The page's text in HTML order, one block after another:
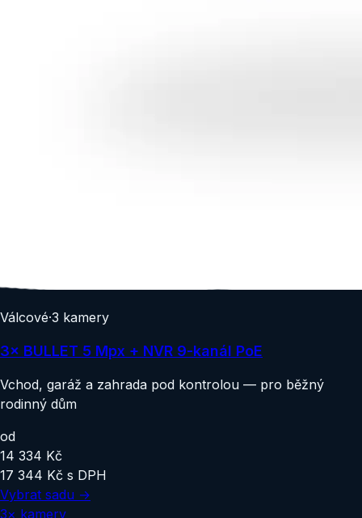
Válcové·3 kamery
3× BULLET 5 Mpx + NVR 9-kanál PoE
Vchod, garáž a zahrada pod kontrolou — pro běžný
rodinný dům
od
14 334 Kč
17 344 Kč s DPH
Vybrat sadu →
3× kamery